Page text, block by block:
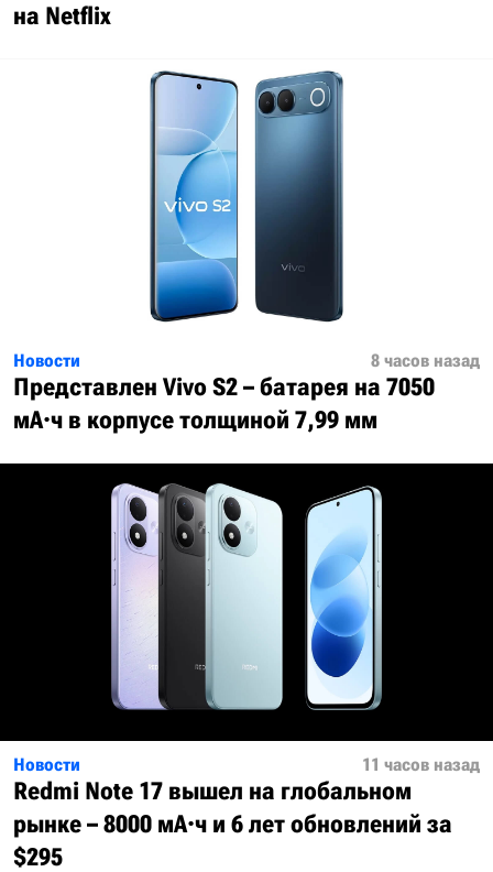
на Netflix
Новости 8 часов назад
Представлен Vivo S2 – батарея на 7050
мА·ч в корпусе толщиной 7,99 мм
Новости 11 часов назад
Redmi Note 17 вышел на глобальном
рынке – 8000 мА·ч и 6 лет обновлений за
$295